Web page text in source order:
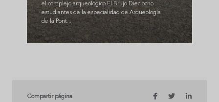
el complejo arqueológico El Brujo Dieciocho
estudiantes de la especialidad de Arqueología
de la Pont...
Compartir página